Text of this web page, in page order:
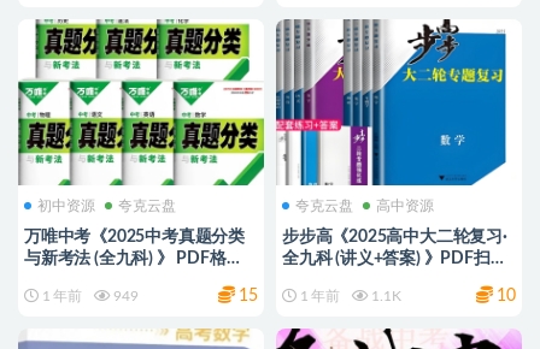
初中资源 夸克云盘
万唯中考《2025中考真题分类
与新考法 (全九科) 》 PDF格
1 年前 949 15
夸克云盘 高中资源
步步高《2025高中大二轮复习·
全九科 (讲义+答案) 》PDF扫描
1 年前 1.1K 10